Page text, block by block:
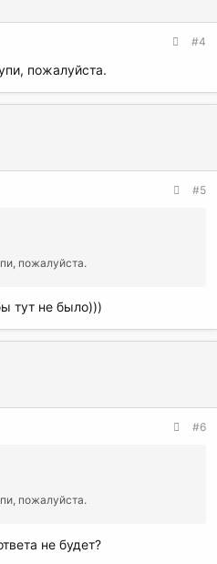
#4
пожалуйста.
#5
пожалуйста.
тут не было)))
#6
пожалуйста.
не будет?